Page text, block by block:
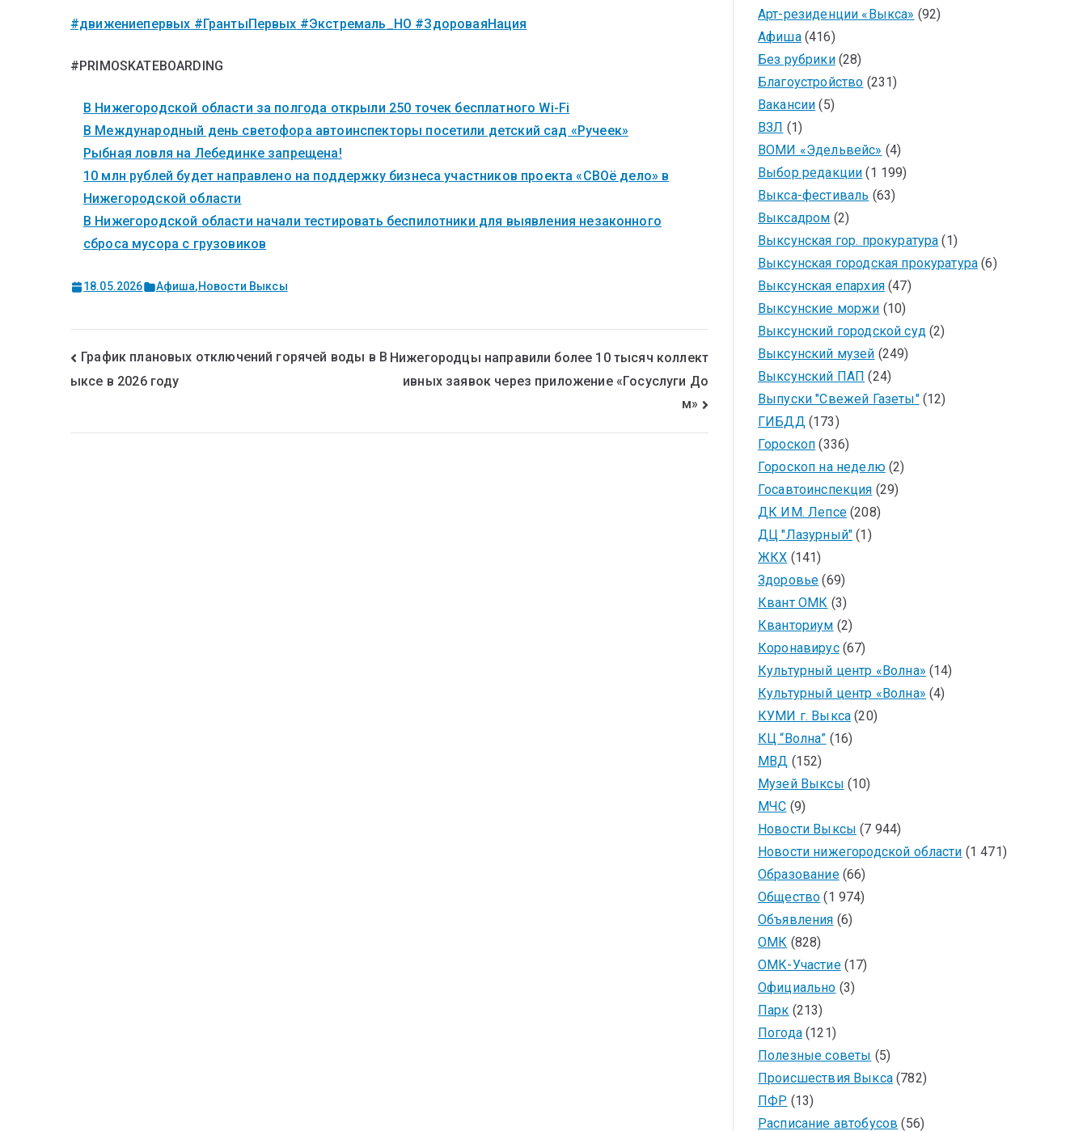
#движениепервых #ГрантыПервых #Экстремаль_НО #ЗдороваяНация
#PRIMOSKATEBOARDING
В Нижегородской области за полгода открыли 250 точек бесплатного Wi-Fi
В Международный день светофора автоинспекторы посетили детский сад «Ручеек»
Рыбная ловля на Лебединке запрещена!
10 млн рублей будет направлено на поддержку бизнеса участников проекта «СВОё дело» в
Нижегородской области
В Нижегородской области начали тестировать беспилотники для выявления незаконного
сброса мусора с грузовиков
18.05.2026 Афиша,Новости Выксы
График плановых отключений горячей воды в В
ыксе в 2026 году
Нижегородцы направили более 10 тысяч коллект
ивных заявок через приложение «Госуслуги До
м»
Арт-резиденции «Выкса» (92)
Афиша(416)
Без рубрики(28)
Благоустройство (231)
Вакансии (5)
ВЗЛ (1)
ВОМИ «Эдельвейс» (4)
Выбор редакции (1 199)
Выкса-фестиваль (63)
Выксадром (2)
Выксунская гор. прокуратура (1)
Выксунская городская прокуратура (6)
Выксунская епархия(47)
Выксунские моржи (10)
Выксунский городской суд(2)
Выксунский музей (249)
Выксунский ПАП (24)
Выпуски "Свежей Газеты"(12)
ГИБДД(173)
Гороскоп (336)
Гороскоп на неделю(2)
Госавтоинспекция (29)
ДК ИМ. Лепсе(208)
ДЦ "Лазурный" (1)
ЖКХ (141)
Здоровье (69)
Квант ОМК (3)
Кванториум (2)
Коронавирус(67)
Культурный центр «Волна» (14)
Культурный центр «Волна» (4)
КУМИ г. Выкса (20)
КЦ “Волна” (16)
МВД (152)
Музей Выксы (10)
МЧС (9)
Новости Выксы (7 944)
Новости нижегородской области (1 471)
Образование(66)
Общество (1 974)
Объявления (6)
ОМК (828)
ОМК-Участие(17)
Официально (3)
Парк (213)
Погода(121)
Полезные советы (5)
Происшествия Выкса(782)
ПФР (13)
Расписание автобусов (56)